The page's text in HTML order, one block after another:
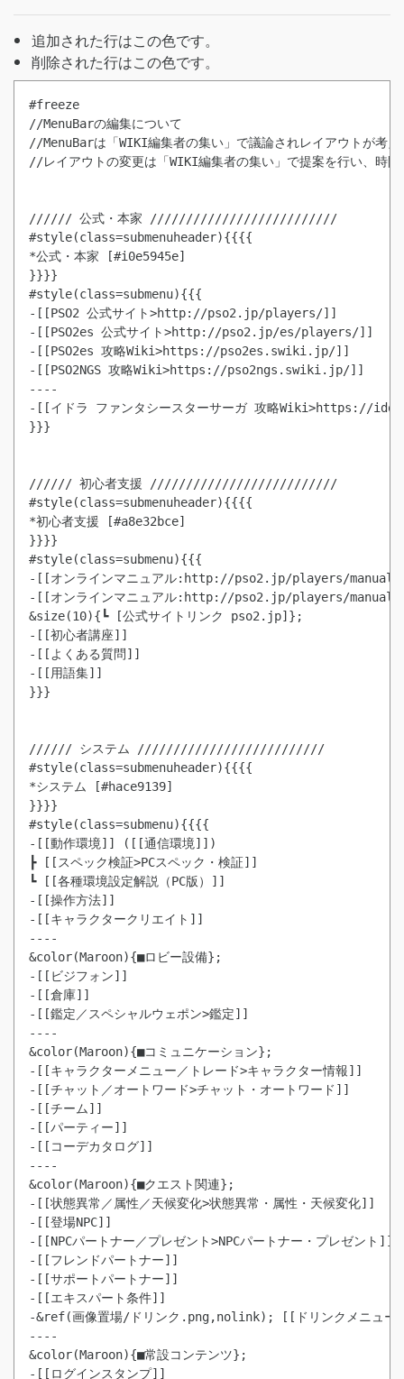
追加された行はこの色です。
削除された行はこの色です。
#freeze
//MenuBarの編集について
//MenuBarは「WIKI編集者の集い」で議論されレイアウトが考え
//レイアウトの変更は「WIKI編集者の集い」で提案を行い、時間
////// 公式・本家 //////////////////////////
#style(class=submenuheader){{{{
*公式・本家 [#i0e5945e]
}}}}
#style(class=submenu){{{
-[[PSO2 公式サイト>http://pso2.jp/players/]]
-[[PSO2es 公式サイト>http://pso2.jp/es/players/]]
-[[PSO2es 攻略Wiki>https://pso2es.swiki.jp/]]
-[[PSO2NGS 攻略Wiki>https://pso2ngs.swiki.jp/]]
----
-[[イドラ ファンタシースターサーガ 攻略Wiki>https://
}}}
////// 初心者支援 //////////////////////////
#style(class=submenuheader){{{{
*初心者支援 [#a8e32bce]
}}}}
-[[オンラインマニュアル:http://pso2.jp/players/
-[[オンラインマニュアル:http://pso2.jp/players/
&size(10){┗ [公式サイトリンク pso2.jp]};
-[[初心者講座]]
-[[よくある質問]]
-[[用語集]]
}}}
////// システム //////////////////////////
#style(class=submenuheader){{{{
*システム [#hace9139]
}}}}
#style(class=submenu){{{{
-[[動作環境]] ([[通信環境]])
┣ [[スペック検証>PCスペック・検証]]
┗ [[各種環境設定解説（PC版）]]
-[[操作方法]]
-[[キャラクタークリエイト]]
----
&color(Maroon){■ロビー設備};
-[[ビジフォン]]
-[[倉庫]]
-[[鑑定／スペシャルウェポン>鑑定]]
----
&color(Maroon){■コミュニケーション};
-[[キャラクターメニュー／トレード>キャラクター情報]]
-[[チャット／オートワード>チャット・オートワード]]
-[[チーム]]
-[[パーティー]]
-[[コーデカタログ]]
----
&color(Maroon){■クエスト関連};
-[[状態異常／属性／天候変化>状態異常・属性・天候変化]]
-[[登場NPC]]
-[[NPCパートナー／プレゼント>NPCパートナー・プレゼント]]
-[[フレンドパートナー]]
-[[サポートパートナー]]
-[[エキスパート条件]]
-&ref(画像置場/ドリンク.png,nolink); [[ドリンクメニュ
----
-[[ログインスタンプ]]